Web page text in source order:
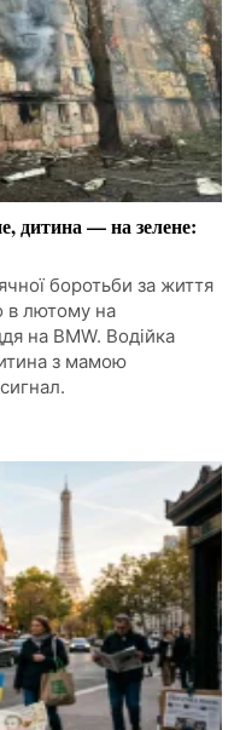
дитина — на зелене:
боротьби за життя
в лютому на
на BMW. Водійка
з мамою